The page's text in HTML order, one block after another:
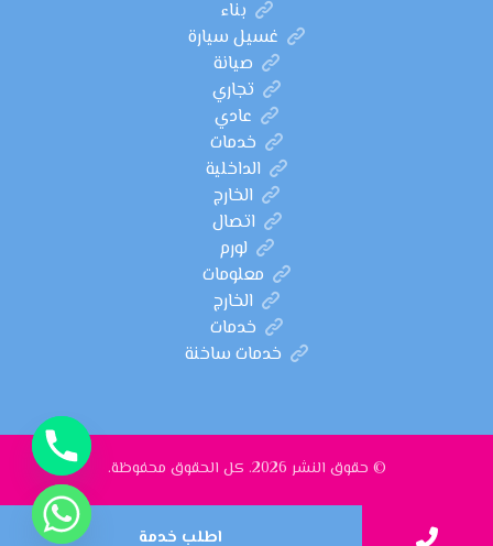
بناء
غسيل سيارة
صيانة
تجاري
عادي
خدمات
الداخلية
الخارج
اتصال
لورم
معلومات
الخارج
خدمات
خدمات ساخنة
© حقوق النشر 2026. كل الحقوق محفوظة.
اطلب خدمة